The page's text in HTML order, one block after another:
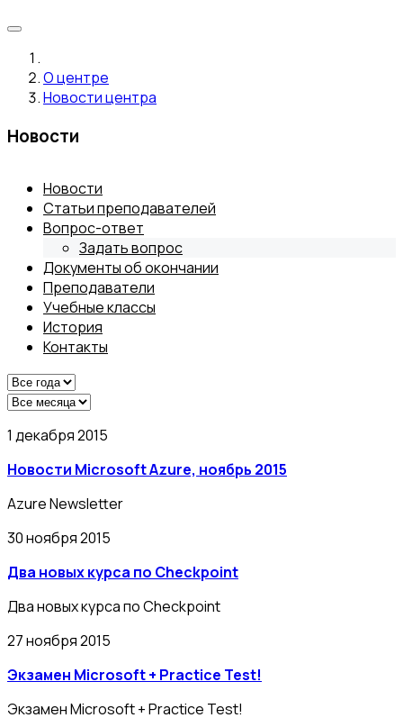
О центре
Новости центра
Новости
Новости
Статьи преподавателей
Вопрос-ответ
Задать вопрос
Документы об окончании
Преподаватели
Учебные классы
История
Контакты
1 декабря 2015
Новости Microsoft Azure, ноябрь 2015
Azure Newsletter
30 ноября 2015
Два новых курса по Checkpoint
Два новых курса по Checkpoint
27 ноября 2015
Экзамен Microsoft + Practice Test!
Экзамен Microsoft + Practice Test!